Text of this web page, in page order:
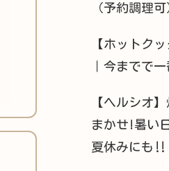
（予約調理可
【ホットク
｜今までで
【ヘルシオ
まかせ!暑い
夏休みにも‼︎